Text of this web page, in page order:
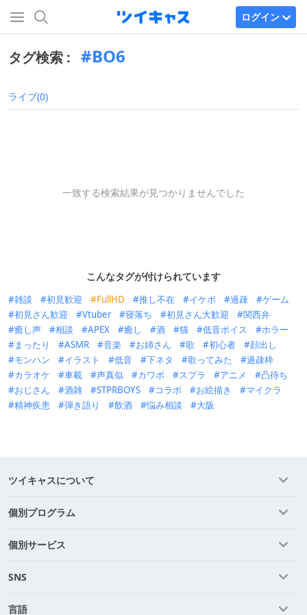
ログイン
タグ検索 : BO6
ライブ(0)
一致する検索結果が見つかりませんでした
こんなタグが付けられています
雑談 初見歓迎 FullHD 推し不在 イケボ 過疎
ゲーム
初見さん歓迎
Vtuber 寝落ち 初見さん大歓迎
関西弁
癒し声
相談 APEX 癒し 酒 猫 低音ボイス
ホラー
まったり
ASMR 音楽 お姉さん 歌 初心者
顔出し
モンハン
イラスト 低音 下ネタ 歌ってみた
過疎枠
カラオケ
車載 声真似 カワボ スプラ アニメ
凸待ち
おじさん
酒雑 STPRBOYS コラボ お絵描き
マイクラ
精神疾患
弾き語り 飲酒 悩み相談 大阪
ツイキャスについて
個別プログラム
個別サービス
SNS
言語